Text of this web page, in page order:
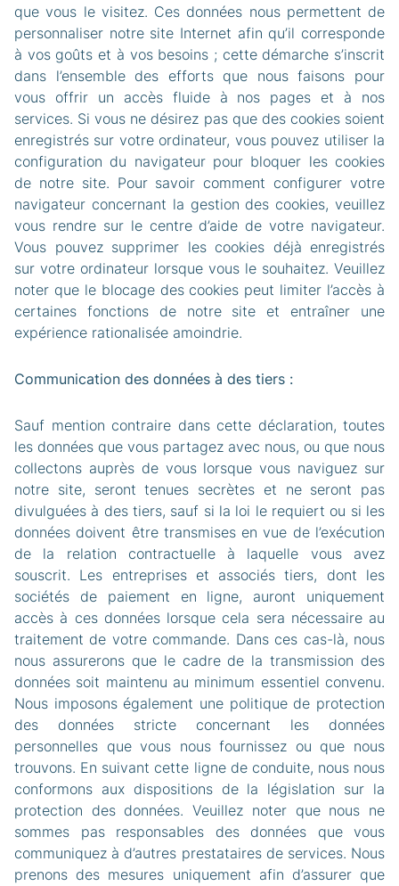
que vous le visitez. Ces données nous permettent de
personnaliser notre site Internet afin qu’il corresponde
à vos goûts et à vos besoins ; cette démarche s’inscrit
dans l’ensemble des efforts que nous faisons pour
vous offrir un accès fluide à nos pages et à nos
services. Si vous ne désirez pas que des cookies soient
enregistrés sur votre ordinateur, vous pouvez utiliser la
configuration du navigateur pour bloquer les cookies
de notre site. Pour savoir comment configurer votre
navigateur concernant la gestion des cookies, veuillez
vous rendre sur le centre d’aide de votre navigateur.
Vous pouvez supprimer les cookies déjà enregistrés
sur votre ordinateur lorsque vous le souhaitez. Veuillez
noter que le blocage des cookies peut limiter l’accès à
certaines fonctions de notre site et entraîner une
expérience rationalisée amoindrie.
Communication des données à des tiers :
Sauf mention contraire dans cette déclaration, toutes
les données que vous partagez avec nous, ou que nous
collectons auprès de vous lorsque vous naviguez sur
notre site, seront tenues secrètes et ne seront pas
divulguées à des tiers, sauf si la loi le requiert ou si les
données doivent être transmises en vue de l’exécution
de la relation contractuelle à laquelle vous avez
souscrit. Les entreprises et associés tiers, dont les
sociétés de paiement en ligne, auront uniquement
accès à ces données lorsque cela sera nécessaire au
traitement de votre commande. Dans ces cas-là, nous
nous assurerons que le cadre de la transmission des
données soit maintenu au minimum essentiel convenu.
Nous imposons également une politique de protection
des données stricte concernant les données
personnelles que vous nous fournissez ou que nous
trouvons. En suivant cette ligne de conduite, nous nous
conformons aux dispositions de la législation sur la
protection des données. Veuillez noter que nous ne
sommes pas responsables des données que vous
communiquez à d’autres prestataires de services. Nous
prenons des mesures uniquement afin d’assurer que